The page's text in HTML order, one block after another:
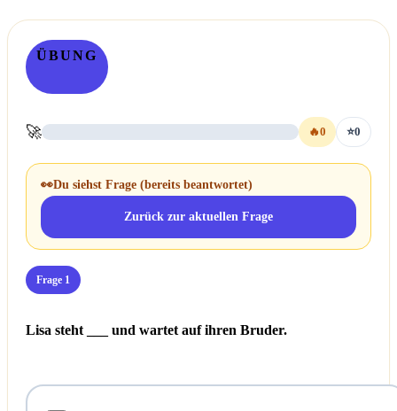
ÜBUNG
🚀 🔥0 ⭐0
👀Du siehst Frage (bereits beantwortet)
Zurück zur aktuellen Frage
Frage 1
Lisa steht ___ und wartet auf ihren Bruder.